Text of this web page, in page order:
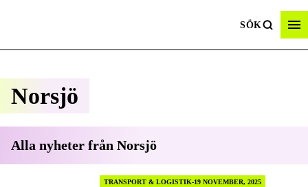
SÖK
Norsjö
Alla nyheter från Norsjö
TRANSPORT & LOGISTIK 19 NOVEMBER, 2025